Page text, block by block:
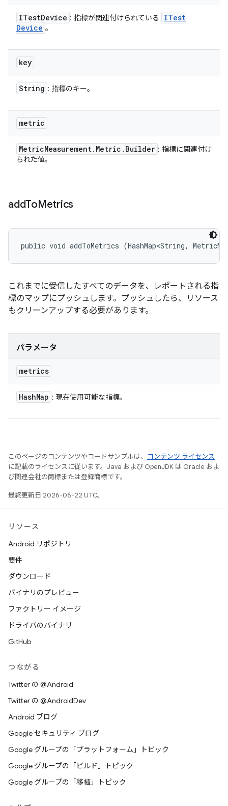
ITestDevice : 指標が関連付けられている
ITest
Device 。
key
String : 指標のキー。
metric
MetricMeasurement. Metric . Builder : 指標に関連付け
られた値。
addToMetrics
public void addToMetrics (HashMap<String,
これまでに受信したすべてのデータを、レポートされる指
標のマップにプッシュします。プッシュしたら、リソース
もクリーンアップする必要があります。
パラメータ
metrics
HashMap : 現在使用可能な指標。
このページのコンテンツやコードサンプルは、
コンテンツ ライセンス
に記載のライセンスに従います。Java および OpenJDK は Oracle およ
び関連会社の商標または登録商標です。
最終更新日 2026-06-22 UTC。
リソース
Android リポジトリ
要件
ダウンロード
バイナリのプレビュー
ファクトリー イメージ
ドライバのバイナリ
GitHub
つながる
Twitter の @Android
Twitter の @AndroidDev
Android ブログ
Google セキュリティ ブログ
Google グループの「プラットフォーム」トピック
Google グループの「ビルド」トピック
Google グループの「移植」トピック